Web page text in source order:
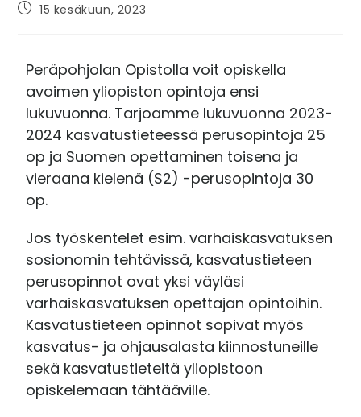
15 kesäkuun, 2023
Peräpohjolan Opistolla voit opiskella
avoimen yliopiston opintoja ensi
lukuvuonna. Tarjoamme lukuvuonna 2023-
2024 kasvatustieteessä perusopintoja 25
op ja Suomen opettaminen toisena ja
vieraana kielenä (S2) -perusopintoja 30
op.
Jos työskentelet esim. varhaiskasvatuksen
sosionomin tehtävissä, kasvatustieteen
perusopinnot ovat yksi väyläsi
varhaiskasvatuksen opettajan opintoihin.
Kasvatustieteen opinnot sopivat myös
kasvatus- ja ohjausalasta kiinnostuneille
sekä kasvatustieteitä yliopistoon
opiskelemaan tähtääville.